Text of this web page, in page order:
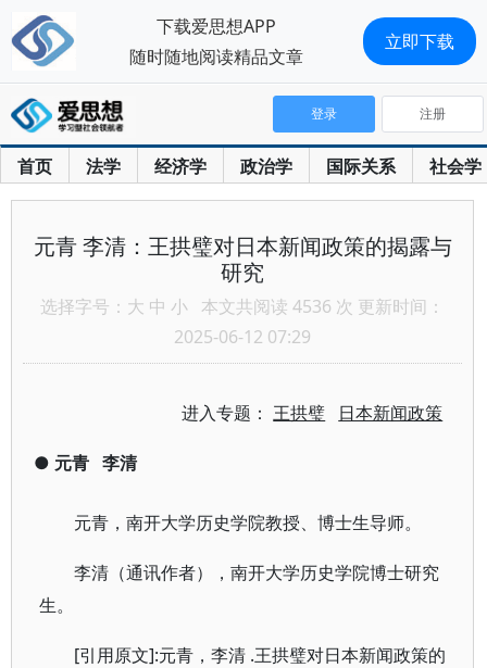
首页 法学 经济学 政治学 国际关系 社会学
登录 注册
元青 李清：王拱璧对日本新闻政策的揭露与
研究
选择字号： 大 中 小 本文共阅读 4536 次 更新时间：
2025-06-12 07:29
进入专题：王拱璧 日本新闻政策
● 元青 李清
元青，南开大学历史学院教授、博士生导师。
李清（通讯作者），南开大学历史学院博士研究
生。
[引用原文]:元青，李清 .王拱璧对日本新闻政策的
下载爱思想APP
随时随地阅读精品文章
立即下载